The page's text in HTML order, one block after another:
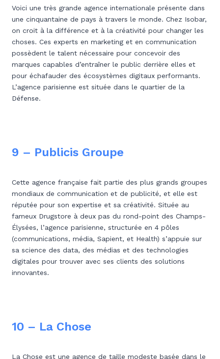
Voici une très grande agence internationale présente dans
une cinquantaine de pays à travers le monde. Chez Isobar,
on croit à la différence et à la créativité pour changer les
choses. Ces experts en marketing et en communication
possèdent le talent nécessaire pour concevoir des
marques capables d’entraîner le public derrière elles et
pour échafauder des écosystèmes digitaux performants.
L’agence parisienne est située dans le quartier de la
Défense.
9 – Publicis Groupe
Cette agence française fait partie des plus grands groupes
mondiaux de communication et de publicité, et elle est
réputée pour son expertise et sa créativité. Située au
fameux Drugstore à deux pas du rond-point des Champs-
Élysées, l’agence parisienne, structurée en 4 pôles
(communications, média, Sapient, et Health) s’appuie sur
sa science des data, des médias et des technologies
digitales pour trouver avec ses clients des solutions
innovantes.
10 – La Chose
La Chose est une agence de taille modeste basée dans le